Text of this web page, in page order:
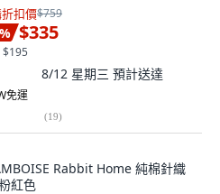
扣價$759
% $335
$195
8/12 星期三 預計送達
免運
(19)
Rabbit Home 純棉針織
紅色